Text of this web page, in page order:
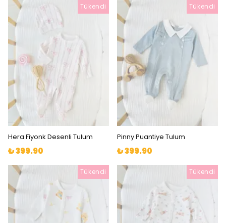
Tükendi
Hera Fiyonk Desenli Tulum
₺ 399.90
Tükendi
Pinny Puantiye Tulum
₺ 399.90
Tükendi Tükendi